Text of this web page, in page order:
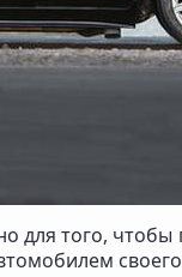
для того,
своего